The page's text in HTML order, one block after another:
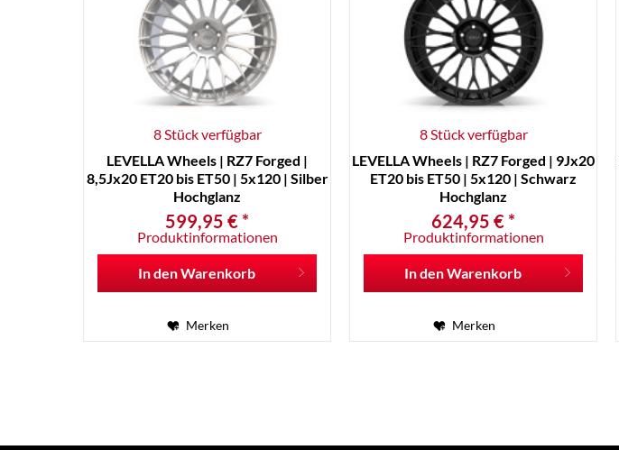
8 Stück verfügbar
LEVELLA Wheels | RZ7 Forged |
8,5Jx20 ET20 bis ET50 | 5x120 | Silber
Hochglanz
599,95 € *
Produktinformationen
In denWarenkorb
Merken
8 Stück verfügbar
LEVELLA Wheels | RZ7 Forged | 9Jx20
ET20 bis ET50 | 5x120 | Schwarz
Hochglanz
624,95 € *
Produktinformationen
In denWarenkorb
Merken